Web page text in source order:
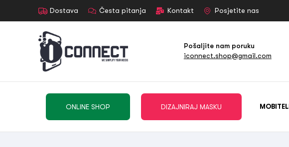
Dostava Česta pitanja Kontakt Posjetite nas
Pošaljite nam poruku
iconnect.shop@gmail.com
ONLINE SHOP DIZAJNIRAJ MASKU MOBITELI